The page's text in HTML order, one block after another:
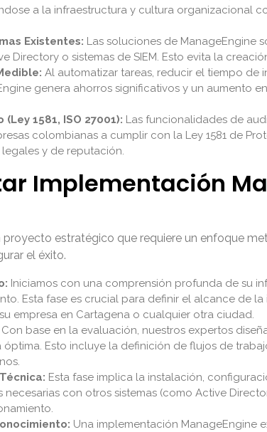
a la infraestructura y cultura organizacional
Existentes: Las soluciones de ManageEngine
Directory o sistemas de SIEM. Esto evita la
Al automatizar tareas, reducir el tiempo de
genera ahorros significativos y un aumento
1581, ISO 27001): Las funcionalidades de
colombianas a cumplir con la Ley 1581 de
legales y de reputación.
Implementación
estratégico que requiere un enfoque
el éxito.
Iniciamos con una comprensión profunda de su
Esta fase es crucial para definir el alcance de
empresa en Cartagena o cualquier otra ciudad.
Con base en la evaluación, nuestros expertos
óptima. Esto incluye la definición de flujos de
Esta fase implica la instalación,
necesarias con otros sistemas (como Active
Una implementación ManageEngine